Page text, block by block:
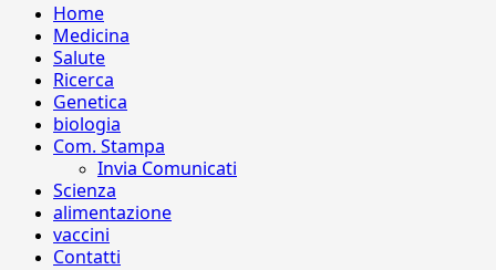
Home
Medicina
Salute
Ricerca
Genetica
biologia
Com. Stampa
Invia Comunicati
Scienza
alimentazione
vaccini
Contatti